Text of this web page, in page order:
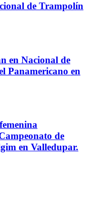
de Trampolín
en Nacional de
Panamericano en
de
en Valledupar.